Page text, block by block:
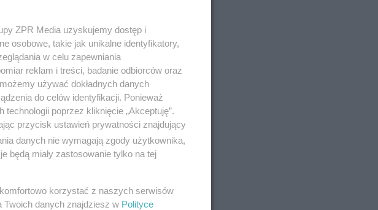
ZPR Media uzyskujemy dostęp i
osobowe, takie jak unikalne identyfikatory,
w celu zapewniania
reklam i treści, badanie odbiorców oraz
używać dokładnych danych
do celów identyfikacji. Ponieważ
poprzez kliknięcie „Akceptuję”.
przycisk ustawień prywatności znajdujący
danych nie wymagają zgody użytkownika,
będą miały zastosowanie tylko na tej
korzystać z naszych serwisów
Twoich danych znajdziesz w Polityce